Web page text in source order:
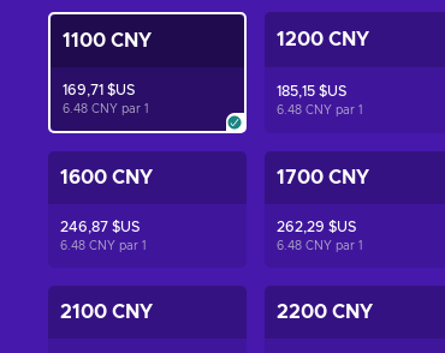
1100 CNY
169,71 $US
6.48 CNY par 1
1200 CNY
185,15 $US
6.48 CNY par 1
1600 CNY
246,87 $US
6.48 CNY par 1
1700 CNY
262,29 $US
6.48 CNY par 1
2100 CNY 2200 CNY